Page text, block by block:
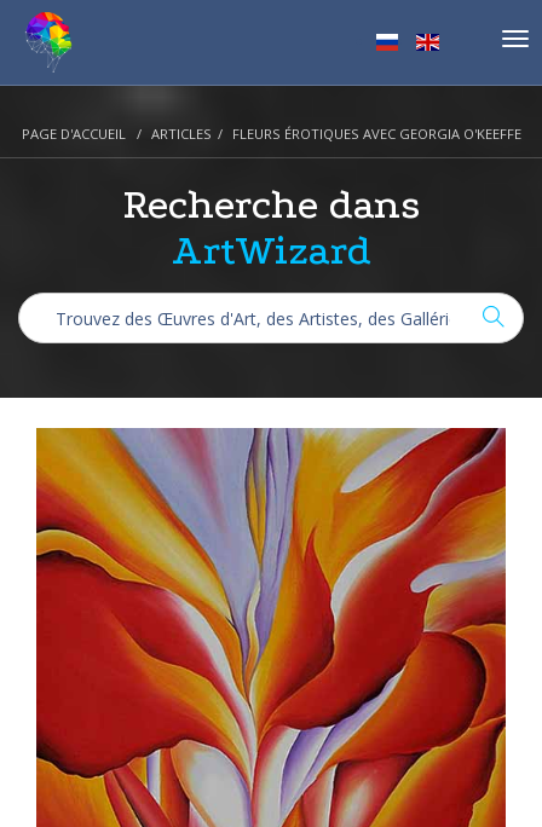
PAGE D'ACCUEIL ARTICLES FLEURS ÉROTIQUES AVEC GEORGIA O'KEEFFE
Recherche dans
ArtWizard